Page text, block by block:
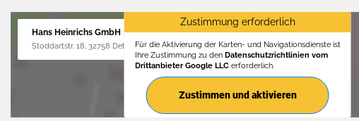
Hans Heinrichs GmbH
Stoddartstr. 18, 32758 Detmold
Zustimmung erforderlich
Für die Aktivierung der Karten- und Navigationsdienste ist
Ihre Zustimmung zu den Datenschutzrichtlinien vom
Drittanbieter Google LLCerforderlich.
Zustimmen und aktivieren